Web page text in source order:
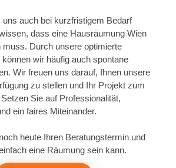
uns auch bei kurzfristigem Bedarf
dass eine Hausräumung Wien
muss. Durch unsere optimierte
wir häufig auch spontane
Wir freuen uns darauf, Ihnen unsere
zu stellen und Ihr Projekt zum
Sie auf Professionalität,
ein faires Miteinander.
heute Ihren Beratungstermin und
eine Räumung sein kann.